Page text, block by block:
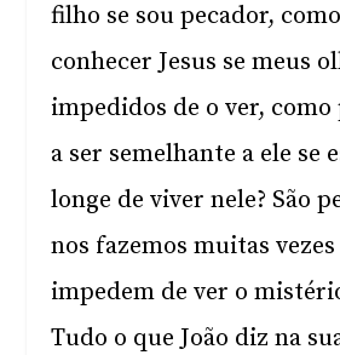
filho se sou pecador,
conhecer Jesus se meus
impedidos de o ver, como
a ser semelhante a ele se
longe de viver nele? São
nos fazemos muitas vezes
impedem de ver o
Tudo o que João diz na